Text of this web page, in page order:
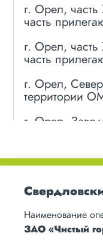
г. Орел,
часть
г. Орел,
часть
г. Орел,
территории
г. Орел,
г. Мценск
г. Ливны
Болховский
Верховский
Наименование
ЗАО «Чистый